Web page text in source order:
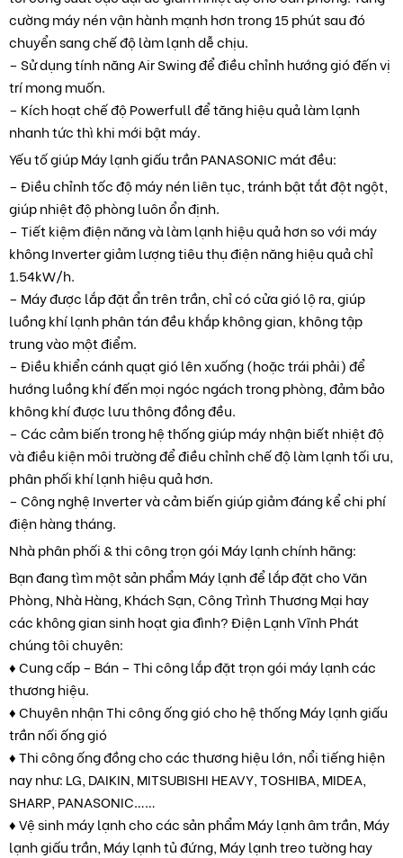
cường máy nén vận hành mạnh hơn trong 15 phút sau đó
chuyển sang chế độ làm lạnh dễ chịu.
– Sử dụng tính năng Air Swing để điều chỉnh hướng gió đến vị
trí mong muốn.
– Kích hoạt chế độ Powerfull để tăng hiệu quả làm lạnh
nhanh tức thì khi mới bật máy.
Yếu tố giúp Máy lạnh giấu trần PANASONIC mát đều:
– Điều chỉnh tốc độ máy nén liên tục, tránh bật tắt đột ngột,
giúp nhiệt độ phòng luôn ổn định.
– Tiết kiệm điện năng và làm lạnh hiệu quả hơn so với máy
không Inverter giảm lượng tiêu thụ điện năng hiệu quả chỉ
1.54kW/h.
– Máy được lắp đặt ẩn trên trần, chỉ có cửa gió lộ ra, giúp
luồng khí lạnh phân tán đều khắp không gian, không tập
trung vào một điểm.
– Điều khiển cánh quạt gió lên xuống (hoặc trái phải) để
hướng luồng khí đến mọi ngóc ngách trong phòng, đảm bảo
không khí được lưu thông đồng đều.
– Các cảm biến trong hệ thống giúp máy nhận biết nhiệt độ
và điều kiện môi trường để điều chỉnh chế độ làm lạnh tối ưu,
phân phối khí lạnh hiệu quả hơn.
– Công nghệ Inverter và cảm biến giúp giảm đáng kể chi phí
điện hàng tháng.
Nhà phân phối & thi công trọn gói Máy lạnh chính hãng:
Bạn đang tìm một sản phẩm Máy lạnh để lắp đặt cho Văn
Phòng, Nhà Hàng, Khách Sạn, Công Trình Thương Mại hay
các không gian sinh hoạt gia đình? Điện Lạnh Vĩnh Phát
chúng tôi chuyên:
♦ Cung cấp – Bán – Thi công lắp đặt trọn gói máy lạnh các
thương hiệu.
♦ Chuyên nhận Thi công ống gió cho hệ thống Máy lạnh giấu
trần nối ống gió
♦ Thi công ống đồng cho các thương hiệu lớn, nổi tiếng hiện
nay như: LG, DAIKIN, MITSUBISHI HEAVY, TOSHIBA, MIDEA,
SHARP, PANASONIC……
♦ Vệ sinh máy lạnh cho các sản phẩm Máy lạnh âm trần, Máy
lạnh giấu trần, Máy lạnh tủ đứng, Máy lạnh treo tường hay